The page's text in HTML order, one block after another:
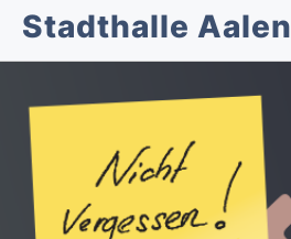
Stadthalle Aalen